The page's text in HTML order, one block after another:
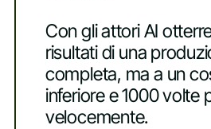
Con gli attori AI
risultati di una
completa, ma a un
inferiore e 1000 volte
velocemente.